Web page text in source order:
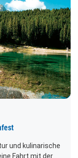
und kulinarische
Fahrt mit der